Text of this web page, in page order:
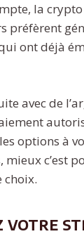
la
préfèrent
ont déjà
avec de
options à
c’est
choix.
votre